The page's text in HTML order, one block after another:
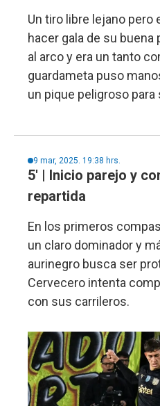
Un tiro libre lejano pero
hacer gala de su buena
al arco y era un tanto
guardameta puso
un pique peligroso para
9 mar, 2025. 19:38 hrs.
5' | Inicio parejo y
repartida
En los primeros
un claro dominador y
aurinegro busca ser
Cervecero intenta
con sus carrileros.